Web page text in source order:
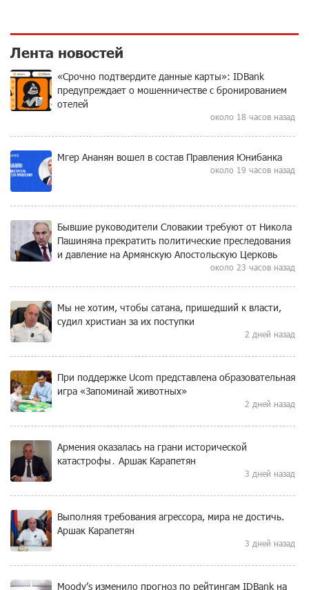
Лента новостей
«Срочно подтвердите данные карты»: IDBank
предупреждает о мошенничестве с бронированием
отелей
около 18 часов назад
Мгер Ананян вошел в состав Правления Юнибанка
около 19 часов назад
Бывшие руководители Словакии требуют от Никола
Пашиняна прекратить политические преследования
и давление на Армянскую Апостольскую Церковь
около 23 часов назад
Мы не хотим, чтобы сатана, пришедший к власти,
судил христиан за их поступки
2 дней назад
При поддержке Ucom представлена образовательная
игра «Запоминай животных»
2 дней назад
Армения оказалась на грани исторической
катастрофы․ Аршак Карапетян
3 дней назад
Выполняя требования агрессора, мира не достичь.
Аршак Карапетян
3 дней назад
Moody’s изменило прогноз по рейтингам IDBank на